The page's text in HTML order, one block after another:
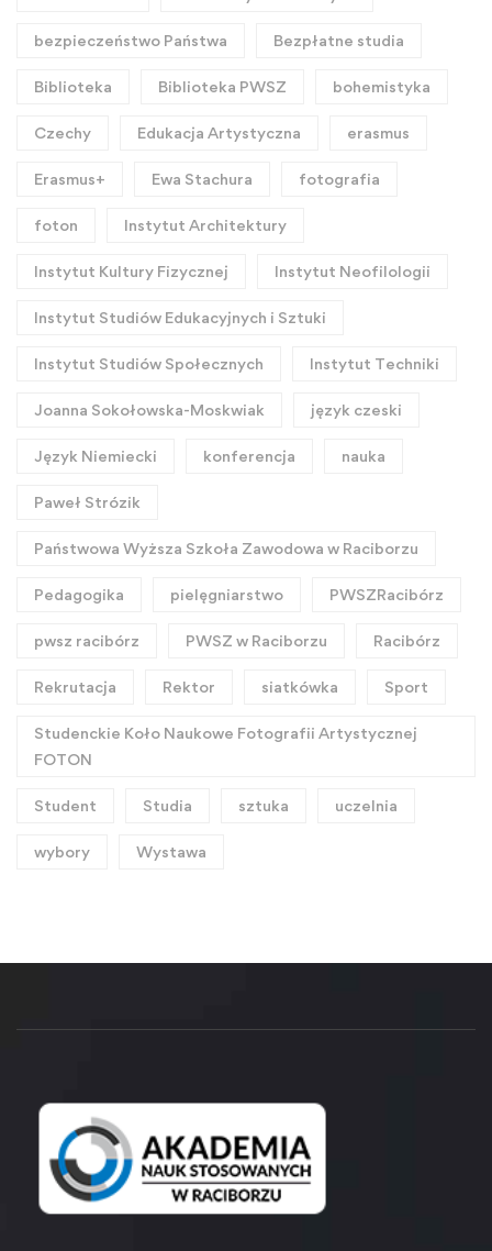
bezpieczeństwo Państwa Bezpłatne studia
Biblioteka Biblioteka PWSZ bohemistyka
Czechy Edukacja Artystyczna erasmus
Erasmus+ Ewa Stachura fotografia
foton Instytut Architektury
Instytut Kultury Fizycznej Instytut Neofilologii
Instytut Studiów Edukacyjnych i Sztuki
Instytut Studiów Społecznych Instytut Techniki
Joanna Sokołowska-Moskwiak język czeski
Język Niemiecki konferencja nauka
Paweł Strózik
Państwowa Wyższa Szkoła Zawodowa w Raciborzu
Pedagogika pielęgniarstwo PWSZRacibórz
pwsz racibórz PWSZ w Raciborzu Racibórz
Rekrutacja Rektor siatkówka Sport
Studenckie Koło Naukowe Fotografii Artystycznej
FOTON
Student Studia sztuka uczelnia
wybory Wystawa